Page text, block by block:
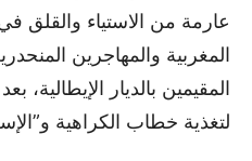
عارمة من الاستياء والقلق
المغربية والمهاجرين
المقيمين بالديار الإيطالية،
لتغذية خطاب الكراهية